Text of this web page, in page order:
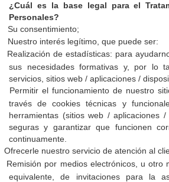
¿Cuál es la base legal para el
Personales?
Su consentimiento;
Nuestro interés legítimo, que puede ser:
Realización de estadísticas: para
sus necesidades formativas y, por lo
servicios, sitios web / aplicaciones /
Permitir el funcionamiento de nuestro
través de cookies técnicas y
herramientas (sitios web / aplicaciones
seguras y garantizar que funcionen
continuamente.
Ofrecerle nuestro servicio de atención al
Remisión por medios electrónicos, u otro
equivalente, de invitaciones para la